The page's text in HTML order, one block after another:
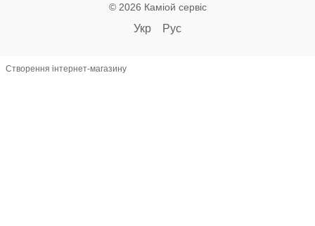
© 2026 Каміой сервіс
Укр Рус
Створення інтернет-магазину